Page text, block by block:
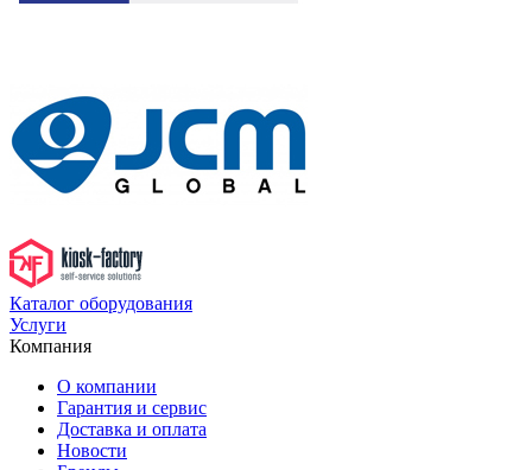
Каталог оборудования
Услуги
Компания
О компании
Гарантия и сервис
Доставка и оплата
Новости